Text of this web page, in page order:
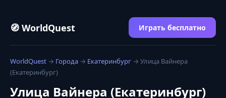
🧭 WorldQuest Играть бесплатно
WorldQuest → Города → Екатеринбург → Улица Вайнера
(Екатеринбург)
Улица Вайнера (Екатеринбург)